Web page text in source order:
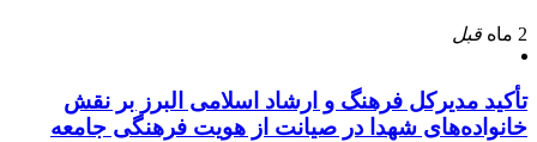
2 ماه قبل
تأکید مدیرکل فرهنگ و ارشاد اسلامی البرز بر نقش
خانواده‌های شهدا در صیانت از هویت فرهنگی جامعه